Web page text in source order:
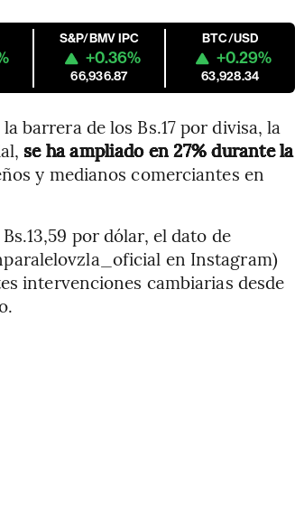
S&P/BMV IPC
+0.36%
66,936.87
BTC/USD
+0.29%
63,928.34
barrera de los Bs.17 por divisa, la
se ha ampliado en 27% durante la
y medianos comerciantes en
por dólar, el dato de
en Instagram)
intervenciones cambiarias desde